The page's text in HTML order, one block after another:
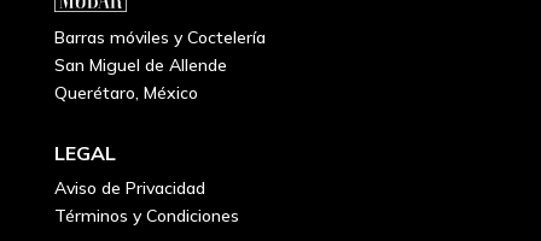
Barras móviles y Coctelería
San Miguel de Allende
Querétaro, México
LEGAL
Aviso de Privacidad
Términos y Condiciones